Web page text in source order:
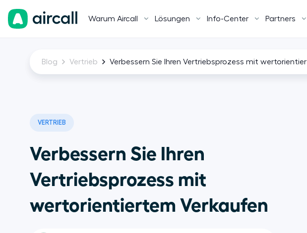
Warum Aircall Lösungen Info-Center Partners
Blog Vertrieb Verbessern Sie Ihren Vertriebsprozess mit
VERTRIEB
Verbessern Sie Ihren
Vertriebsprozess mit
wertorientiertem Verkaufen